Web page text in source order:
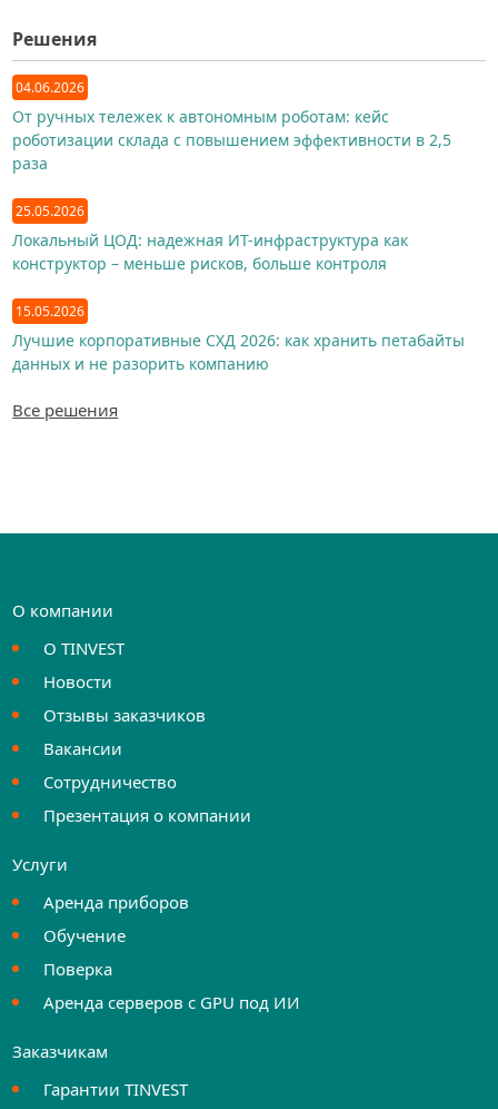
Решения
04.06.2026
От ручных тележек к автономным роботам: кейс
роботизации склада с повышением эффективности в 2,5
раза
25.05.2026
Локальный ЦОД: надежная ИТ-инфраструктура как
конструктор – меньше рисков, больше контроля
15.05.2026
Лучшие корпоративные СХД 2026: как хранить петабайты
данных и не разорить компанию
Все решения
О компании
О TINVEST
Новости
Отзывы заказчиков
Вакансии
Сотрудничество
Презентация о компании
Услуги
Аренда приборов
Обучение
Поверка
Аренда серверов с GPU под ИИ
Заказчикам
Гарантии TINVEST